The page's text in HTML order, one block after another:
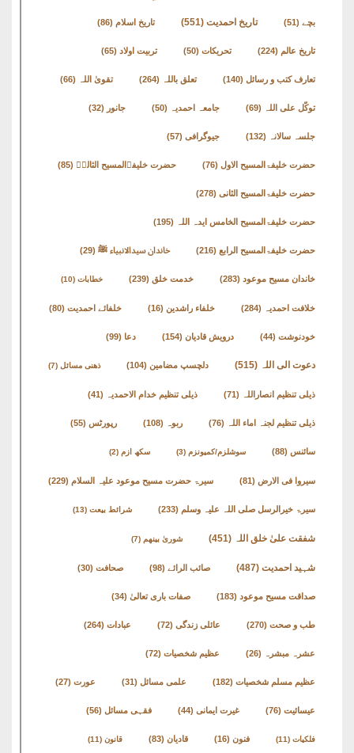
بچے (51) تاریخ احمدیت (551) تاریخ اسلام (86)
تاریخ عالم (224) تحریکات (50) تربیت اولاد (65)
تعارف کتب و رسائل (140) تعلق باللہ (264) تقویٰ اللہ (66)
توکّل علی اللہ (69) جامعہ احمدیہ (50) جانور (32)
جلسہ سالانہ (132) جیوگرافی (57)
حضرت خلیفۃالمسیح الاول (76) حضرت خلیفۃالمسیح الثالثؒ (85)
حضرت خلیفۃالمسیح الثانی (278)
حضرت خلیفۃالمسیح الخامس ایدہ اللہ (195)
حضرت خلیفۃالمسیح الرابع (216) خاندان سیدالانبیاء ﷺ (29)
خاندان مسیح موعود (283) خدمت خلق (239) خطابات (10)
خلافت احمدیہ (284) خلفاء راشدین (16) خلفائے احمدیت (80)
خودنوشت (44) درویش قادیان (154) دعا (99)
دعوت الی اللہ (515) دلچسپ مضامین (104) ذھنی مسائل (7)
ذیلی تنظیم انصاراللہ (71) ذیلی تنظیم خدام الاحمدیہ (41)
ذیلی تنظیم لجنہ اماء اللہ (76) ربوہ (108) رپورٹس (55)
سائنس (88) سوشلزم/کمیونزم (3) سکھ ازم (2)
سیروا فی الارض (81) سیرۃ حضرت مسیح موعود علیہ السلام (229)
سیرۃ خیرالرسل صلی اللہ علیہ وسلم (233) شرائط بیعت (13)
شفقت علیٰ خلق اللہ (451) شوریٰ بینھم (7)
شہید احمدیت (487) صائب الرائے (98) صحافت (30)
صداقت مسیح موعود (183) صفات باری تعالیٰ (34)
طب و صحت (270) عائلی زندگی (72) عبادات (264)
عشرہ مبشرہ (26) عظیم شخصیات (72)
عظیم مسلم شخصیات (182) علمی مسائل (31) عورت (27)
عیسائیت (76) غیرت ایمانی (44) فقہی مسائل (56)
فلکیات (11) فنون (16) قادیان (83) قانون (11)